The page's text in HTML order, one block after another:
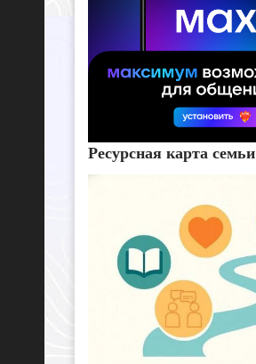
Ресурсная карта семьи